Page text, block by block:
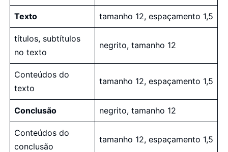
Texto tamanho 12, espaçamento 1,5
títulos, subtítulos
no texto
negrito, tamanho 12
Conteúdos do
texto
tamanho 12, espaçamento 1,5
Conclusão negrito, tamanho 12
Conteúdos do
conclusão
tamanho 12, espaçamento 1,5